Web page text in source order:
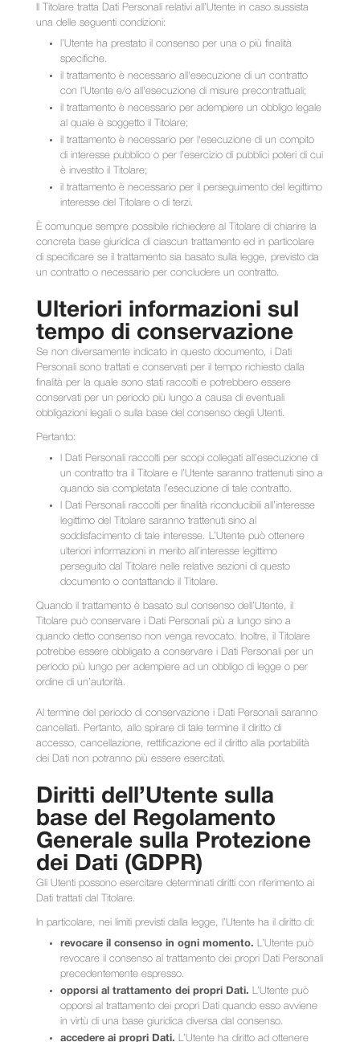
Il Titolare tratta Dati Personali relativi all’Utente in caso sussista
una delle seguenti condizioni:
l’Utente ha prestato il consenso per una o più finalità
specifiche.
il trattamento è necessario all'esecuzione di un contratto
con l’Utente e/o all'esecuzione di misure precontrattuali;
il trattamento è necessario per adempiere un obbligo legale
al quale è soggetto il Titolare;
il trattamento è necessario per l'esecuzione di un compito
di interesse pubblico o per l'esercizio di pubblici poteri di cui
è investito il Titolare;
il trattamento è necessario per il perseguimento del legittimo
interesse del Titolare o di terzi.
È comunque sempre possibile richiedere al Titolare di chiarire la
concreta base giuridica di ciascun trattamento ed in particolare
di specificare se il trattamento sia basato sulla legge, previsto da
un contratto o necessario per concludere un contratto.
Ulteriori informazioni sul
tempo di conservazione
Se non diversamente indicato in questo documento, i Dati
Personali sono trattati e conservati per il tempo richiesto dalla
finalità per la quale sono stati raccolti e potrebbero essere
conservati per un periodo più lungo a causa di eventuali
obbligazioni legali o sulla base del consenso degli Utenti.
Pertanto:
I Dati Personali raccolti per scopi collegati all’esecuzione di
un contratto tra il Titolare e l’Utente saranno trattenuti sino a
quando sia completata l’esecuzione di tale contratto.
I Dati Personali raccolti per finalità riconducibili all’interesse
legittimo del Titolare saranno trattenuti sino al
soddisfacimento di tale interesse. L’Utente può ottenere
ulteriori informazioni in merito all’interesse legittimo
perseguito dal Titolare nelle relative sezioni di questo
documento o contattando il Titolare.
Quando il trattamento è basato sul consenso dell’Utente, il
Titolare può conservare i Dati Personali più a lungo sino a
quando detto consenso non venga revocato. Inoltre, il Titolare
potrebbe essere obbligato a conservare i Dati Personali per un
periodo più lungo per adempiere ad un obbligo di legge o per
ordine di un’autorità.
Al termine del periodo di conservazione i Dati Personali saranno
cancellati. Pertanto, allo spirare di tale termine il diritto di
accesso, cancellazione, rettificazione ed il diritto alla portabilità
dei Dati non potranno più essere esercitati.
Diritti dell’Utente sulla
base del Regolamento
Generale sulla Protezione
dei Dati (GDPR)
Gli Utenti possono esercitare determinati diritti con riferimento ai
Dati trattati dal Titolare.
In particolare, nei limiti previsti dalla legge, l’Utente ha il diritto di:
revocare il consenso in ogni momento. L’Utente può
revocare il consenso al trattamento dei propri Dati Personali
precedentemente espresso.
opporsi al trattamento dei propri Dati. L’Utente può
opporsi al trattamento dei propri Dati quando esso avviene
in virtù di una base giuridica diversa dal consenso.
accedere ai propri Dati. L’Utente ha diritto ad ottenere